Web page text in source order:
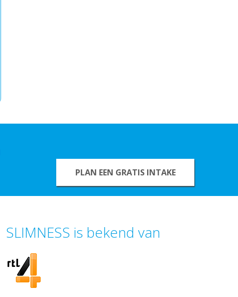
PLAN EEN GRATIS INTAKE
SLIMNESS is bekend van